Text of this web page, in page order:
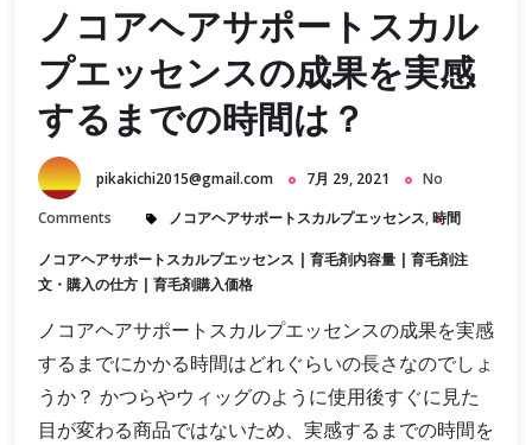
ノコアヘアサポートスカル
プエッセンスの成果を実感
するまでの時間は？
pikakichi2015@gmail.com 7月 29, 2021
No
Comments
ノコアヘアサポートスカルプエッセンス,時間
ノコアヘアサポートスカルプエッセンス | 育毛剤内容量 | 育毛剤注
文・購入の仕方 | 育毛剤購入価格
ノコアヘアサポートスカルプエッセンスの成果を実感
するまでにかかる時間はどれぐらいの長さなのでしょ
うか？ かつらやウィッグのように使用後すぐに見た
目が変わる商品ではないため、実感するまでの時間を